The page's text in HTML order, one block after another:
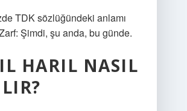
TDK sözlüğündeki anlamı
Şimdi, şu anda, bu günde.
HARIL NASIL